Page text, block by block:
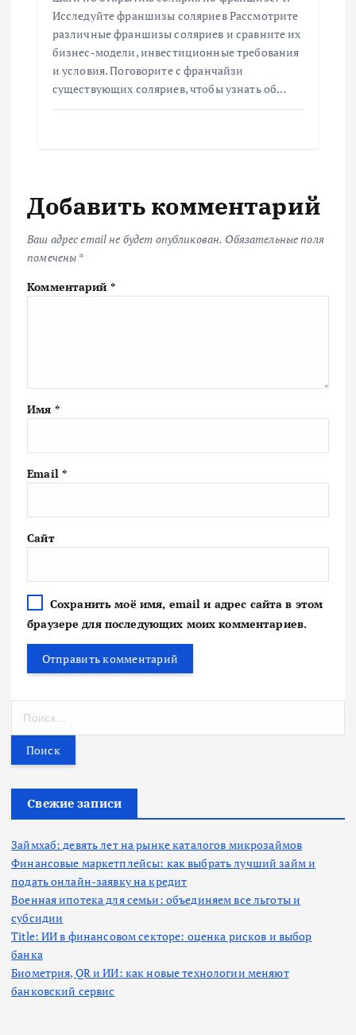
Исследуйте франшизы соляриев Рассмотрите
различные франшизы соляриев и сравните их
бизнес-модели, инвестиционные требования
и условия. Поговорите с франчайзи
существующих соляриев, чтобы узнать об…
Добавить комментарий
Ваш адрес email не будет опубликован. Обязательные поля
помечены *
Комментарий *
Имя *
Email *
Сайт
Сохранить моё имя, email и адрес сайта в этом
браузере для последующих моих комментариев.
т
Свежие записи
Займхаб: девять лет на рынке каталогов микрозаймов
Финансовые маркетплейсы: как выбрать лучший займ и
подать онлайн-заявку на кредит
Военная ипотека для семьи: объединяем все льготы и
субсидии
Title: ИИ в финансовом секторе: оценка рисков и выбор
банка
Биометрия, QR и ИИ: как новые технологии меняют
банковский сервис